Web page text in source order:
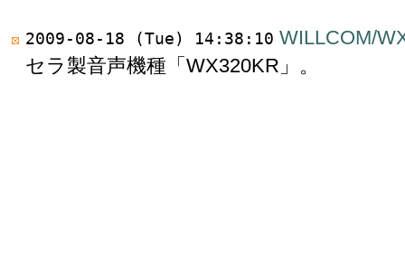
2009-08-18 (Tue) 14:38:10 WILLCOM/
セラ製音声機種「WX320KR」。